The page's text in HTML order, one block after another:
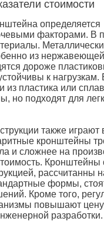
стоимости
а определяется
факторами. В
из
дороже
к нагрузкам.
пластика или
но подходят для
также
кронштейны
и сложнее на
Кронштейны
рассчитанны
формы,
Кроме того,
повышают цену
разработки.